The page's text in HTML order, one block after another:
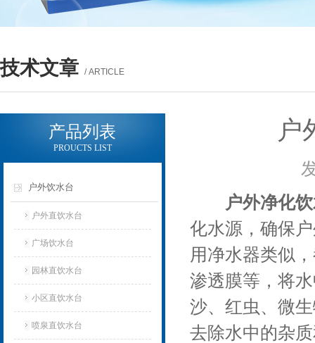
技术文章 / ARTICLE
产品列表
PROUCTS LIST
户外饮水台
户外直饮水台
广场饮水台
园林直饮水台
小区直饮水台
喷泉直饮水台
户
户外净化
化水源，确保
用净水器类似
渗透膜等，将
沙、红虫、微
去除水中的杂